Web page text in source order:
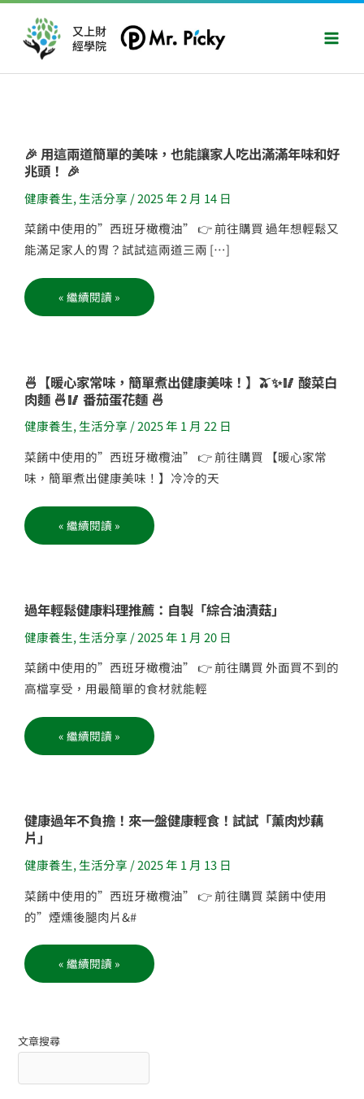
要
又上財
經學院
🎉 用這兩道簡單的美味，也能讓家人吃出滿滿年味和好
兆頭！ 🎉
健康養生, 生活分享 /2025 年 2 月 14 日
菜餚中使用的”西班牙橄欖油” 👉 前往購買 過年想輕鬆又
能滿足家人的胃？試試這兩道三兩 […]
🎉
用
這
兩
道
簡
的
美
味，
也
讓
人
出
好
兆
頭！
« 繼續閱讀 »
🍜【暖心家常味，簡單煮出健康美味！】🫒✨🥢 酸菜白
肉麵 🍜🥢 番茄蛋花麵 🍜
健康養生,生活分享 /2025 年 1 月 22 日
菜餚中使用的”西班牙橄欖油” 👉 前往購買 【暖心家常
味，簡單煮出健康美味！】冷冷的天
🍜
【暖
心
家
常
味，
單
煮
出
健
美
🫒
✨
🥢
🍜
🥢
番
茄
花
麵
🍜
« 繼續閱讀 »
過年輕鬆健康料理推薦：自製「綜合油漬菇」
健康養生, 生活分享 /2025 年 1 月 20 日
菜餚中使用的”西班牙橄欖油” 👉 前往購買 外面買不到的
高檔享受，用最簡單的食材就能輕
過
年
鬆
健
康
料
理
推
製
「綜
合
油
« 繼續閱讀 »
健康過年不負擔！來一盤健康輕食！試試「薰肉炒藕
片」
健康養生, 生活分享 /2025 年 1 月 13 日
菜餚中使用的”西班牙橄欖油” 👉 前往購買 菜餚中使用
的”煙燻後腿肉片&#
健
康
不
負
來
一
盤
健
輕
試
「薰
« 繼續閱讀 »
文章搜尋